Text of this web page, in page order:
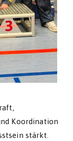
Koordination
stärkt.